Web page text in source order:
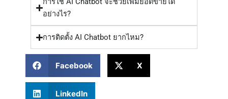
อย่างไร?
การติดตั้ง AI Chatbot ยากไหม?
Facebook X
LinkedIn